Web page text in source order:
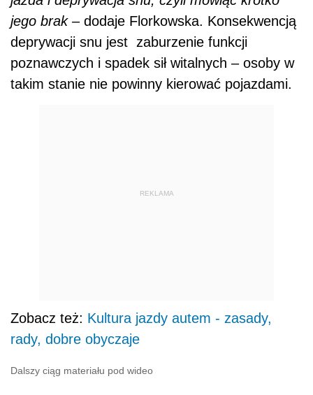
jego brak– dodaje Florkowska. Konsekwencją
deprywacji snu jest zaburzenie funkcji
poznawczych i spadek sił witalnych – osoby w
takim stanie nie powinny kierować pojazdami.
REKLAMA
Zobacz też: Kultura jazdy autem - zasady,
rady, dobre obyczaje
Dalszy ciąg materiału pod wideo